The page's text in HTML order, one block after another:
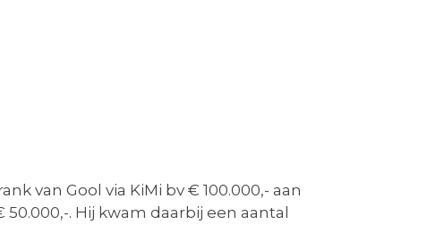
van Gool via KiMi bv € 100.000,- aan
. Hij kwam daarbij een aantal